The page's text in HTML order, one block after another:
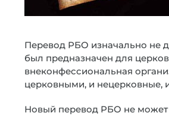
Перевод РБО изначально не
был предназначен для
внеконфессиональная
церковными, и нецерковные,
Новый перевод РБО не может